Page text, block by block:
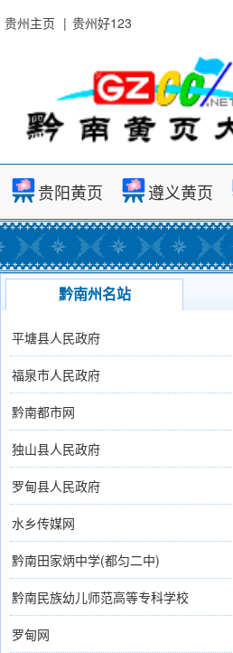
贵州主页 | 贵州好123
贵阳黄页 遵义黄页
黔南州名站
平塘县人民政府
福泉市人民政府
黔南都市网
独山县人民政府
罗甸县人民政府
水乡传媒网
黔南田家炳中学(都匀二中)
黔南民族幼儿师范高等专科学校
罗甸网